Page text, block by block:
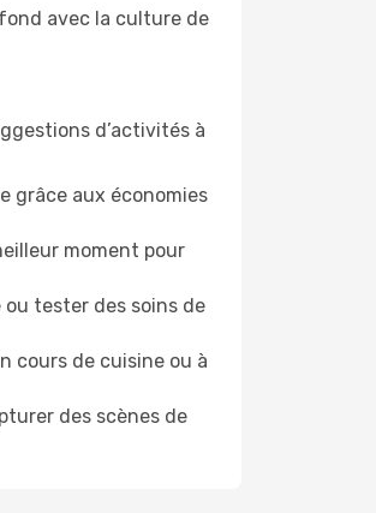
avec la culture de
d’activités à
grâce aux économies
moment pour
ou tester des soins de
cours de cuisine ou à
des scènes de